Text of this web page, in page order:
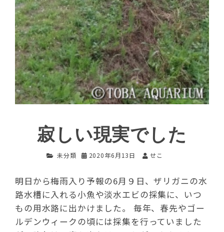
寂しい現実でした
未分類 2020年6月13日 せこ
明日から梅雨入り予報の6月９日、ザリガニの水
路水槽に入れる小魚や淡水エビの採集に、いつ
もの用水路に出かけました。 毎年、春先やゴー
ルデンウィークの頃には採集を行っていました